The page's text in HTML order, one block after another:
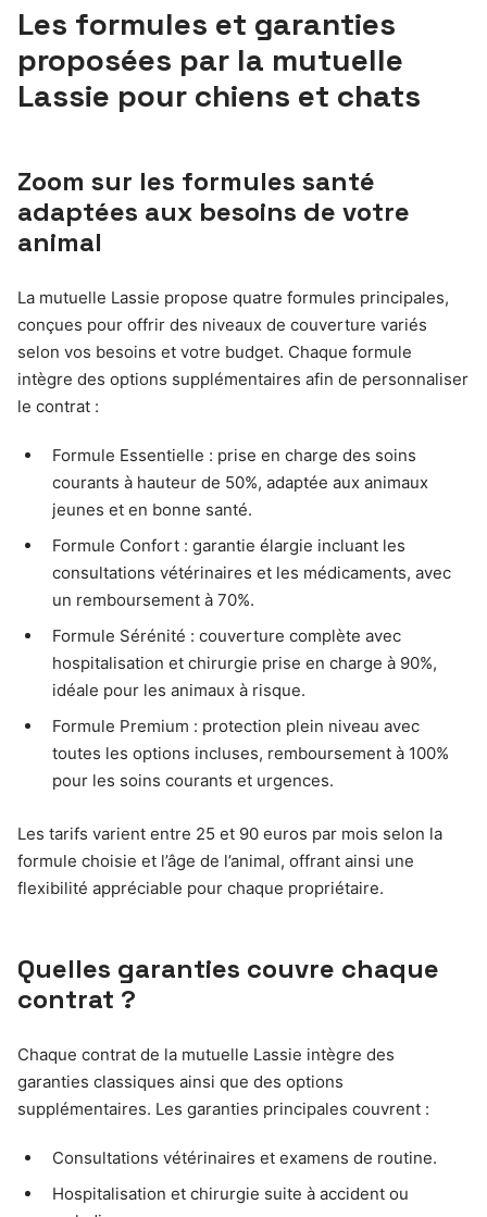
Les formules et garanties
proposées par la mutuelle
Lassie pour chiens et chats
Zoom sur les formules santé
adaptées aux besoins de votre
animal
La mutuelle Lassie propose quatre formules principales,
conçues pour offrir des niveaux de couverture variés
selon vos besoins et votre budget. Chaque formule
intègre des options supplémentaires afin de personnaliser
le contrat :
Formule Essentielle : prise en charge des soins
courants à hauteur de 50%, adaptée aux animaux
jeunes et en bonne santé.
Formule Confort : garantie élargie incluant les
consultations vétérinaires et les médicaments, avec
un remboursement à 70%.
Formule Sérénité : couverture complète avec
hospitalisation et chirurgie prise en charge à 90%,
idéale pour les animaux à risque.
Formule Premium : protection plein niveau avec
toutes les options incluses, remboursement à 100%
pour les soins courants et urgences.
Les tarifs varient entre 25 et 90 euros par mois selon la
formule choisie et l’âge de l’animal, offrant ainsi une
flexibilité appréciable pour chaque propriétaire.
Quelles garanties couvre chaque
contrat ?
Chaque contrat de la mutuelle Lassie intègre des
garanties classiques ainsi que des options
supplémentaires. Les garanties principales couvrent :
Consultations vétérinaires et examens de routine.
Hospitalisation et chirurgie suite à accident ou